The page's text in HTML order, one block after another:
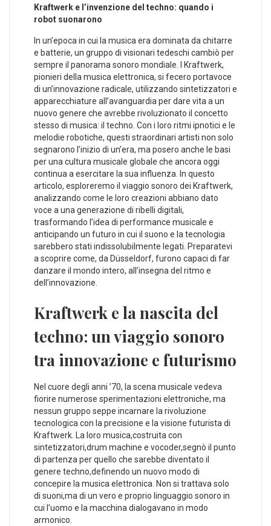
Kraftwerk e l’invenzione del techno: quando i​
robot suonarono
In un’epoca in cui la musica era dominata da chitarre
e batterie, un gruppo di visionari tedeschi cambiò‍ per
sempre il panorama sonoro mondiale. I Kraftwerk,
⁤pionieri della musica elettronica, si fecero portavoce
di un’innovazione radicale, utilizzando sintetizzatori e
‌apparecchiature​ all’avanguardia ⁣per dare vita a ⁤un
nuovo genere che avrebbe rivoluzionato il concetto
stesso ‌di musica: il⁣ techno. Con i ⁣loro ⁤ritmi ipnotici e le
melodie robotiche,⁤ questi straordinari artisti non solo
segnarono l’inizio di un’era, ma posero anche‍ le basi
per una cultura musicale globale che ancora‍ oggi
continua⁣ a esercitare la sua influenza. In questo
⁣articolo,‌ esploreremo⁣ il viaggio sonoro dei Kraftwerk,
analizzando come ‌le ‌loro creazioni abbiano⁤ dato
voce a una generazione di ribelli digitali,
trasformando l’idea di performance musicale e
anticipando un futuro in ‌cui il suono e la tecnologia
sarebbero‌ stati‍ indissolubilmente legati. Preparatevi
a scoprire come, da Düsseldorf, furono capaci di far
danzare il mondo intero, all’insegna del ritmo e
dell’innovazione.
Kraftwerk e la ⁣nascita del
techno: ⁢un viaggio sonoro
tra innovazione e futurismo
Nel‌ cuore degli anni ’70,⁣ la scena musicale vedeva
fiorire numerose sperimentazioni ‍elettroniche, ma
nessun gruppo seppe incarnare la rivoluzione
tecnologica con la precisione​ e la visione futurista di
⁤Kraftwerk. La ​loro musica,costruita⁣ con
sintetizzatori,drum ⁢machine e vocoder,segnò il punto
di partenza per quello‍ che​ sarebbe ⁣diventato il
genere techno,definendo un​ nuovo modo di
⁣concepire la musica elettronica. Non si ⁣trattava solo
di suoni,ma di un vero‍ e proprio linguaggio sonoro in
cui l’uomo e la macchina dialogavano in⁤ modo​
armonico.